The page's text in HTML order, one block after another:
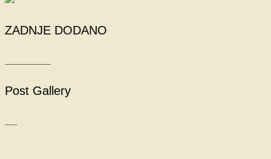
ZADNJE DODANO
Post Gallery